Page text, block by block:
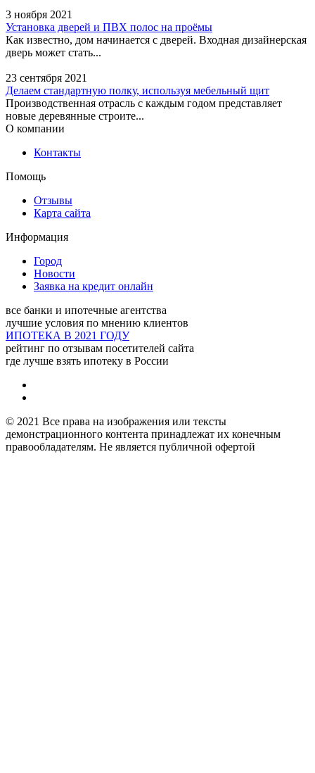
Камчатский, улица
Кавказская, 49 - 3 этаж
Адрес:Петропавловск-
Камчатский, улица
Победы проспект, 63 - 3
этаж
Вариант недвижимость,
агентство недвижимости
Адрес:
Ленинградская, 74 - 53
Русский Дом,
риэлторская компания
Адрес:Петропавловск-
Камчатский, улица 50
лет Октября проспект,
Адрес:Петропавловск-
Камчатский, улица
3 ноября 2021
Установка дверей и ПВХ полос на проёмы
Как известно, дом начинается с дверей. Входная дизайнерская
дверь может стать...
23 сентября 2021
Делаем стандартную полку, используя мебельный щит
Производственная отрасль с каждым годом представляет
новые деревянные строите...
О компании
Контакты
Помощь
Отзывы
Карта сайта
Информация
Город
Новости
Заявка на кредит онлайн
все банки и ипотечные агентства
лучшие условия по мнению клиентов
ИПОТЕКА В 2021 ГОДУ
рейтинг по отзывам посетителей сайта
где лучше взять ипотеку в России
© 2021 Все права на изображения или тексты
демонстрационного контента принадлежат их конечным
правообладателям. Не является публичной офертой